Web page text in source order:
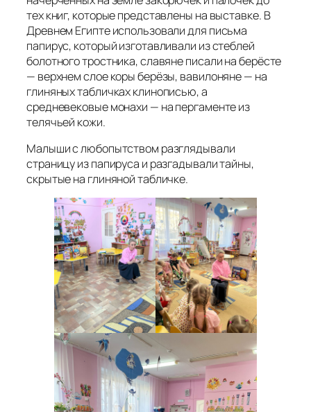
тех книг, которые представлены на выставке. В
Древнем Египте использовали для письма
папирус, который изготавливали из стеблей
болотного тростника, славяне писали на берёсте
— верхнем слое коры берёзы, вавилоняне — на
глиняных табличках клинописью, а
средневековые монахи — на пергаменте из
телячьей кожи.
Малыши с любопытством разглядывали
страницу из папируса и разгадывали тайны,
скрытые на глиняной табличке.